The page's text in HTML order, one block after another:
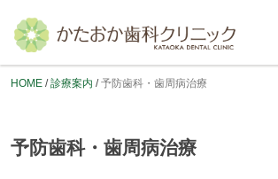
HOME 診療案内 予防歯科・歯周病治療
予防歯科・歯周病治療